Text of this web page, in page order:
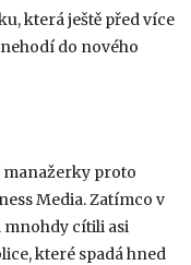
která ještě před více
do nového
manažerky proto
Media. Zatímco v
mnohdy cítili asi
které spadá hned